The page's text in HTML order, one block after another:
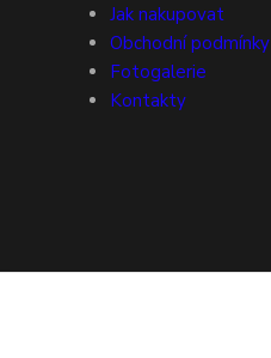
Jak nakupovat
Obchodní podmínky
Fotogalerie
Kontakty